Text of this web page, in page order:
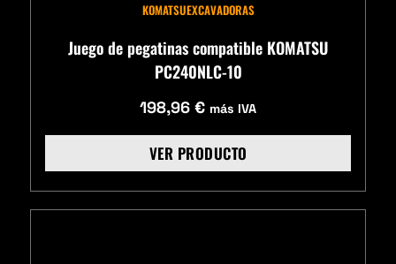
KOMATSUEXCAVADORAS
Juego de pegatinas compatible KOMATSU
PC240NLC-10
198,96 € más IVA
VER PRODUCTO